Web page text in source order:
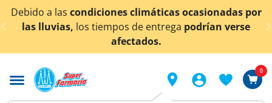
< div class="carousel-inner">
lascondiciones climáticas ocasionadas por
los tiempos de entregapodrían verse
¡Ahora
0